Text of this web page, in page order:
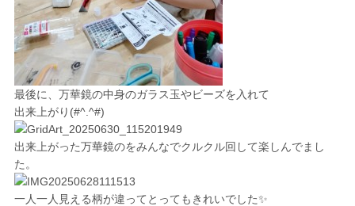
最後に、万華鏡の中身のガラス玉やビーズを入れて
出来上がり(#^.^#)
出来上がった万華鏡のをみんなでクルクル回して楽しんでまし
た。
一人一人見える柄が違ってとってもきれいでした✨